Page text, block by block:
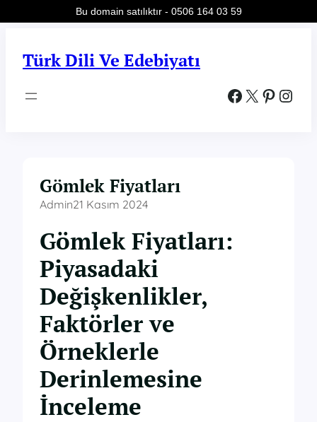
Türk Dili Ve Edebiyatı
Facebook X Pinterest Instagram
Gömlek Fiyatları
Admin21 Kasım 2024
Gömlek Fiyatları:
Piyasadaki
Değişkenlikler,
Faktörler ve
Örneklerle
Derinlemesine
İnceleme
Bu domain satılıktır - 0506 164 03 59